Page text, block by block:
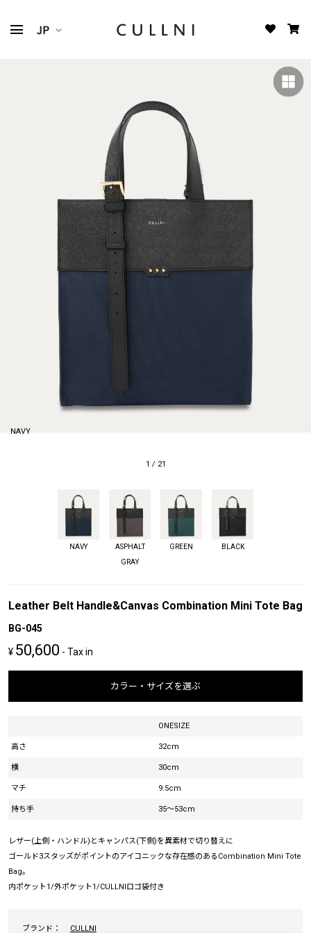
Leather Belt Handle&Canvas Combination Mini Tote Bag
BG-045
¥ 50,600 - Tax in
カラー・サイズを選ぶ
高さ
横
マチ
持ち手
ONESIZE
32cm
30cm
9.5cm
35〜53cm
レザー(上側・ハンドル)とキャンパス(下側)を異素材で切り替えに
ゴールド3スタッズがポイントのアイコニックな存在感のあるCombination Mini Tote
Bag。
内ポケット1/外ポケット1/CULLNIロゴ袋付き
ブランド： CULLNI
NAVY
1 / 21
NAVY
ASPHALT
GRAY
GREEN BLACK